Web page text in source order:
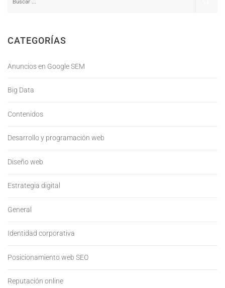
CATEGORÍAS
Anuncios en Google SEM
Big Data
Contenidos
Desarrollo y programación web
Diseño web
Estrategia digital
General
Identidad corporativa
Posicionamiento web SEO
Reputación online